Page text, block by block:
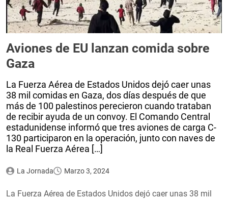
Aviones de EU lanzan comida sobre
Gaza
La Fuerza Aérea de Estados Unidos dejó caer unas
38 mil comidas en Gaza, dos días después de que
más de 100 palestinos perecieron cuando trataban
de recibir ayuda de un convoy. El Comando Central
estadunidense informó que tres aviones de carga C-
130 participaron en la operación, junto con naves de
la Real Fuerza Aérea […]
La Jornada Marzo 3, 2024
La Fuerza Aérea de Estados Unidos dejó caer unas 38 mil